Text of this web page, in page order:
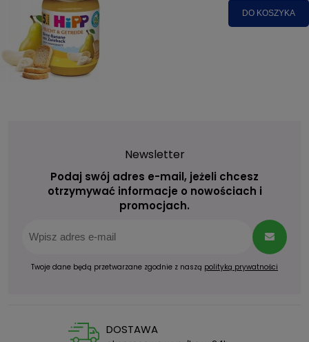
DO KOSZYKA
Newsletter
Podaj swój adres e-mail, jeżeli chcesz
otrzymywać informacje o nowościach i
promocjach.
Twoje dane będą przetwarzane zgodnie z naszą polityką prywatności
DOSTAWA